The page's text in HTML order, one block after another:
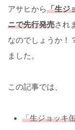
アサヒから「生ジ
ニで先行発売され
なのでしょうか！
ました。
この記事では、
「生ジョッキ